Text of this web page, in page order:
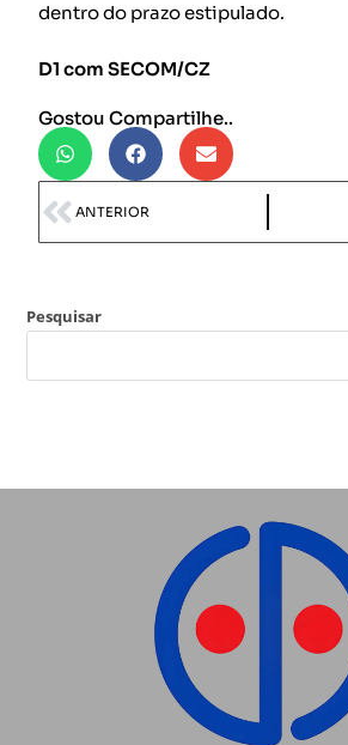
dentro do prazo estipulado.
D1 com SECOM/CZ
Gostou Compartilhe..
ANTERIOR
Pesquisar